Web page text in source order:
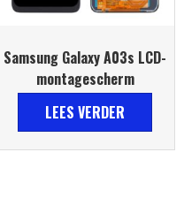
Samsung Galaxy A03s LCD-
montagescherm
LEES VERDER